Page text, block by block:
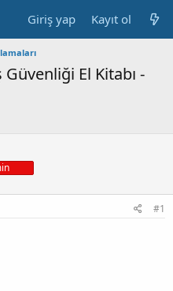
Giriş yap Kayıt ol
Güvenliği El Kitabı -
#1